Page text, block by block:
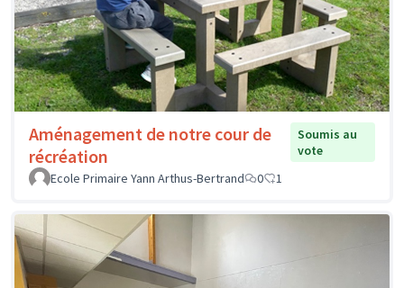
Aménagement de notre cour de
récréation
Soumis au
vote
Ecole Primaire Yann Arthus-Bertrand
0 1